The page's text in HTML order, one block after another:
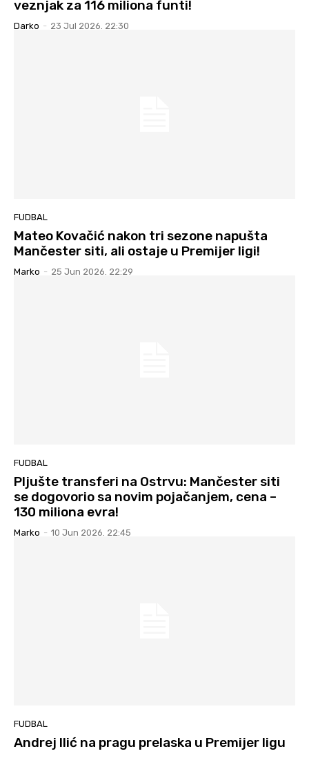
veznjak za 116 miliona funti!
Darko - 23 Jul 2026. 22:30
FUDBAL
Mateo Kovačić nakon tri sezone napušta
Mančester siti, ali ostaje u Premijer ligi!
Marko - 25 Jun 2026. 22:29
FUDBAL
Pljušte transferi na Ostrvu: Mančester siti
se dogovorio sa novim pojačanjem, cena –
130 miliona evra!
Marko - 10 Jun 2026. 22:45
FUDBAL
Andrej Ilić na pragu prelaska u Premijer ligu